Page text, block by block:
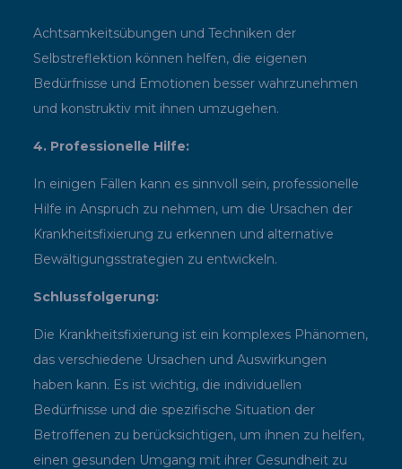
Achtsamkeitsübungen und Techniken der
Selbstreflektion können helfen, die eigenen
Bedürfnisse und Emotionen besser wahrzunehmen
und konstruktiv mit ihnen umzugehen.
4. Professionelle Hilfe:
In einigen Fällen kann es sinnvoll sein, professionelle
Hilfe in Anspruch zu nehmen, um die Ursachen der
Krankheitsfixierung zu erkennen und alternative
Bewältigungsstrategien zu entwickeln.
Schlussfolgerung:
Die Krankheitsfixierung ist ein komplexes Phänomen,
das verschiedene Ursachen und Auswirkungen
haben kann. Es ist wichtig, die individuellen
Bedürfnisse und die spezifische Situation der
Betroffenen zu berücksichtigen, um ihnen zu helfen,
einen gesunden Umgang mit ihrer Gesundheit zu